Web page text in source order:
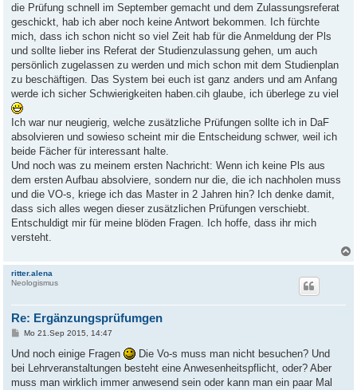
die Prüfung schnell im September gemacht und dem Zulassungsreferat
geschickt, hab ich aber noch keine Antwort bekommen. Ich fürchte
mich, dass ich schon nicht so viel Zeit hab für die Anmeldung der Pls
und sollte lieber ins Referat der Studienzulassung gehen, um auch
persönlich zugelassen zu werden und mich schon mit dem Studienplan
zu beschäftigen. Das System bei euch ist ganz anders und am Anfang
werde ich sicher Schwierigkeiten haben.cih glaube, ich überlege zu viel
Ich war nur neugierig, welche zusätzliche Prüfungen sollte ich in DaF
absolvieren und sowieso scheint mir die Entscheidung schwer, weil ich
beide Fächer für interessant halte.
Und noch was zu meinem ersten Nachricht: Wenn ich keine Pls aus
dem ersten Aufbau absolviere, sondern nur die, die ich nachholen muss
und die VO-s, kriege ich das Master in 2 Jahren hin? Ich denke damit,
dass sich alles wegen dieser zusätzlichen Prüfungen verschiebt.
Entschuldigt mir für meine blöden Fragen. Ich hoffe, dass ihr mich
versteht.
ritter.alena
Neologismus
Re: Ergänzungsprüfumgen
B
i
r
a
Mo 21.Sep 2015, 14:47
Und noch einige Fragen
Die Vo-s muss man nicht besuchen? Und
bei Lehrveranstaltungen besteht eine Anwesenheitspflicht, oder? Aber
muss man wirklich immer anwesend sein oder kann man ein paar Mal